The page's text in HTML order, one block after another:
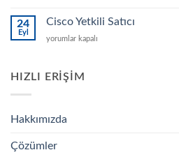
Fiyatı
24
Eyl
Cisco Yetkili Satıcı
Cisco
için
yorumlar kapalı
HIZLI ERIŞIM
Hakkımızda
Çözümler